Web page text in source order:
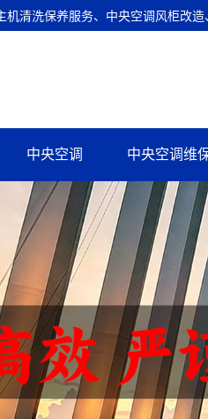
清洗保养服务、中央空调风柜改
中央空调 中央空调维